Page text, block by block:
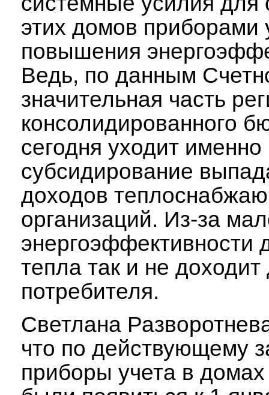
этих домов приборами
повышения
Ведь, по данным
значительная часть
консолидированного
сегодня уходит именно
субсидирование
доходов
организаций. Из-за
энергоэффективности
тепла так и не доходит
потребителя.
Светлана
что по действующему
приборы учета в